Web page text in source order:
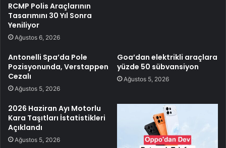
RCMP Polis Araçlarının
Tasarımını 30 Yıl Sonra
Yeniliyor
Ağustos 6, 2026
Antonelli Spa’da Pole
Pozisyonunda, Verstappen
Cezalı
Ağustos 5, 2026
Goa’dan elektrikli araçlara
yüzde 50 sübvansiyon
Ağustos 5, 2026
2026 Haziran Ayı Motorlu
Kara Taşıtları İstatistikleri
Açıklandı
Ağustos 5, 2026